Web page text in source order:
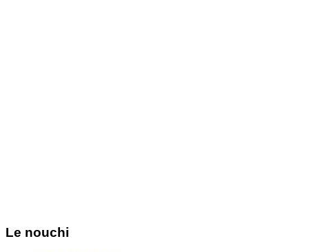
Le nouchi